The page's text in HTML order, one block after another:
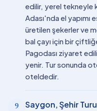
edilir, yerel tekneyle
Adası'nda el
üretilen şekerler ve
bal çayı için bir
Pagodası ziyaret
yenir. Tur sonunda
oteldedir.
9 Saygon, Şehir